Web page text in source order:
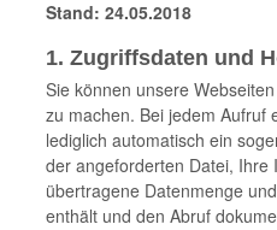
Stand: 24.05.2018
1. Zugriffsdaten und
Sie können unsere
zu machen. Bei jedem Aufruf
lediglich automatisch ein
der angeforderten Datei, Ihre
übertragene Datenmenge
enthält und den Abruf